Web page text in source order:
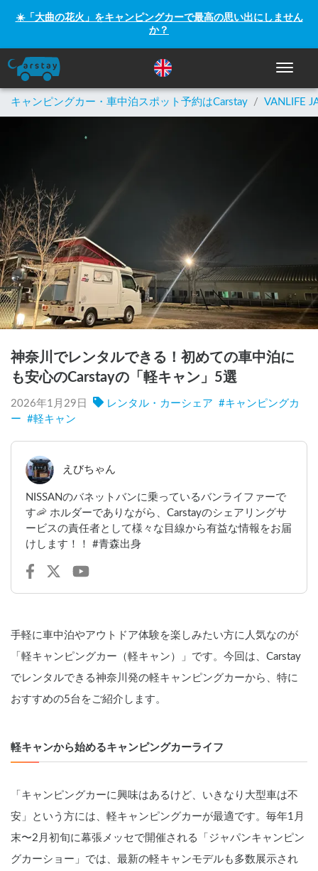
☀️「大曲の花火」をキャンピングカーで最高の思い出にしません
か？
ナビゲ
キャンピングカー・車中泊スポット予約はCarstay / VANLIFE
神奈川でレンタルできる！初めての車中泊に
も安心のCarstayの「軽キャン」5選
2026年1月29日 レンタル・カーシェア #キャンピングカ
ー #軽キャン
えびちゃん
NISSANのバネットバンに乗っているバンライファーで
す🦐 ホルダーでありながら、Carstayのシェアリングサ
ービスの責任者として様々な目線から有益な情報をお届
けします！！ #青森出身
手軽に車中泊やアウトドア体験を楽しみたい方に人気なのが
「軽キャンピングカー（軽キャン）」です。今回は、Carstay
でレンタルできる神奈川発の軽キャンピングカーから、特に
おすすめの5台をご紹介します。
軽キャンから始めるキャンピングカーライフ
「キャンピングカーに興味はあるけど、いきなり大型車は不
安」という方には、軽キャンピングカーが最適です。毎年1月
末〜2月初旬に幕張メッセで開催される「ジャパンキャンピン
グカーショー」では、最新の軽キャンモデルも多数展示され